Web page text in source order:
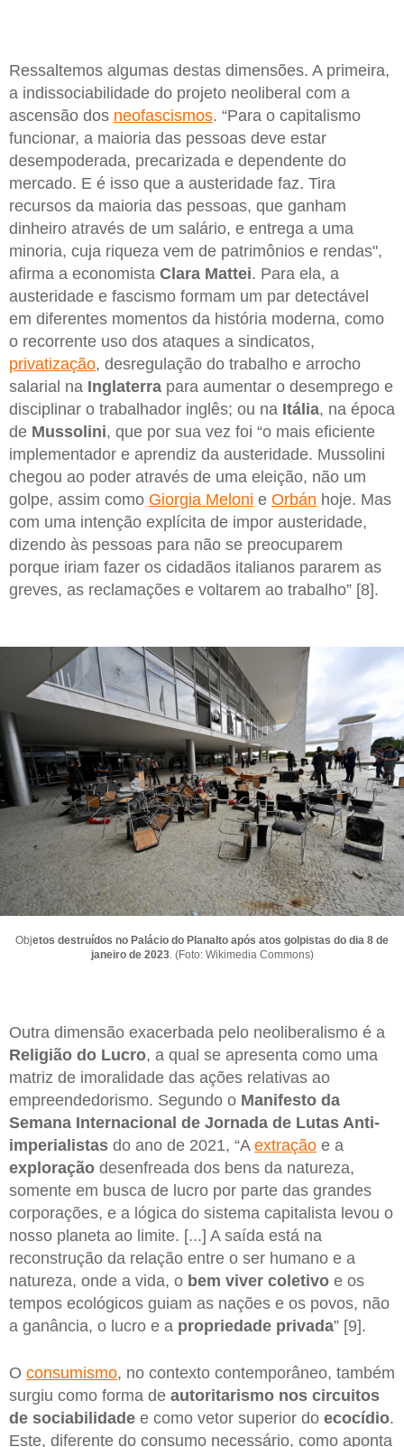
Ressaltemos algumas destas dimensões. A primeira,
a indissociabilidade do projeto neoliberal com a
ascensão dos neofascismos. “Para o capitalismo
funcionar, a maioria das pessoas deve estar
desempoderada, precarizada e dependente do
mercado. E é isso que a austeridade faz. Tira
recursos da maioria das pessoas, que ganham
dinheiro através de um salário, e entrega a uma
minoria, cuja riqueza vem de patrimônios e rendas",
afirma a economista Clara Mattei. Para ela, a
austeridade e fascismo formam um par detectável
em diferentes momentos da história moderna, como
o recorrente uso dos ataques a sindicatos,
privatização, desregulação do trabalho e arrocho
salarial na Inglaterra para aumentar o desemprego e
disciplinar o trabalhador inglês; ou na Itália, na época
de Mussolini, que por sua vez foi “o mais eficiente
implementador e aprendiz da austeridade. Mussolini
chegou ao poder através de uma eleição, não um
golpe, assim como Giorgia Meloni e Orbán hoje. Mas
com uma intenção explícita de impor austeridade,
dizendo às pessoas para não se preocuparem
porque iriam fazer os cidadãos italianos pararem as
greves, as reclamações e voltarem ao trabalho” [8].
Objetos destruídos no Palácio do Planalto após atos golpistas do dia 8 de
janeiro de 2023. (Foto: Wikimedia Commons)
Outra dimensão exacerbada pelo neoliberalismo é a
Religião do Lucro, a qual se apresenta como uma
matriz de imoralidade das ações relativas ao
empreendedorismo. Segundo o Manifesto da
Semana Internacional de Jornada de Lutas Anti-
imperialistas do ano de 2021, “A extração e a
exploração desenfreada dos bens da natureza,
somente em busca de lucro por parte das grandes
corporações, e a lógica do sistema capitalista levou o
nosso planeta ao limite. [...] A saída está na
reconstrução da relação entre o ser humano e a
natureza, onde a vida, o bem viver coletivo e os
tempos ecológicos guiam as nações e os povos, não
a ganância, o lucro e a propriedade privada” [9].
O consumismo, no contexto contemporâneo, também
surgiu como forma de autoritarismo nos circuitos
de sociabilidade e como vetor superior do ecocídio.
Este, diferente do consumo necessário, como aponta